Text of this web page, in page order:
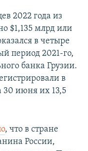
2022 года из
$1,135 млрд или
в четыре
период 2021-го,
банка Грузии.
в
30 июня их 13,5
, что в стране
России,